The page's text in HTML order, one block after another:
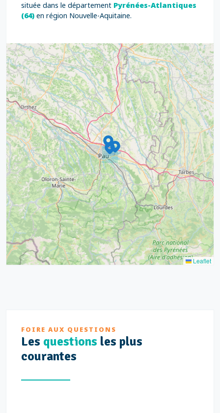
située dans le département Pyrénées-Atlantiques
(64) en région Nouvelle-Aquitaine.
2
3
12
4
7
16
9
Leaflet
FOIRE AUX QUESTIONS
Les questions les plus
courantes